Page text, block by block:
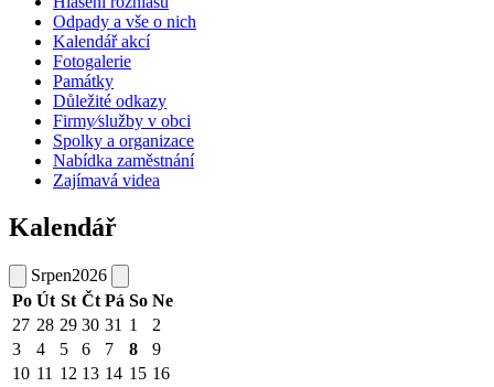
Odpady a vše o nich
Kalendář akcí
Fotogalerie
Památky
Důležité odkazy
Firmy⁄služby v obci
Spolky a organizace
Nabídka zaměstnání
Zajímavá videa
Kalendář
Srpen2026
Po Út St Čt Pá So Ne
27 28 29 30 31 1
2
3
4 5 6 7 8
9
10 11 12 13 14 15 16